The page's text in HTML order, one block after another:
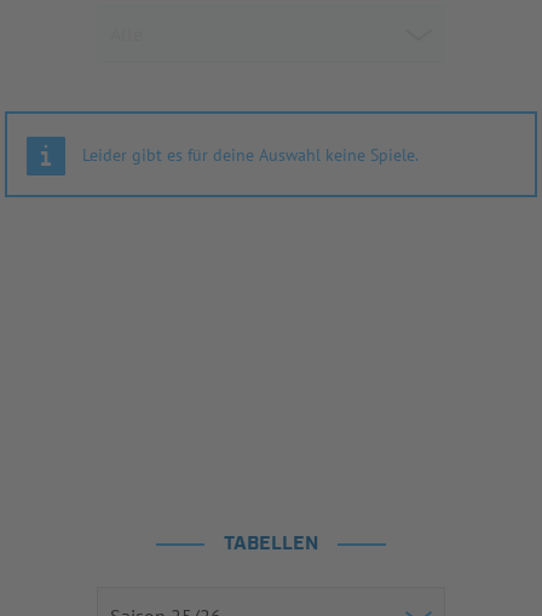
Leider gibt es für deine Auswahl keine Spiele.
TABELLEN